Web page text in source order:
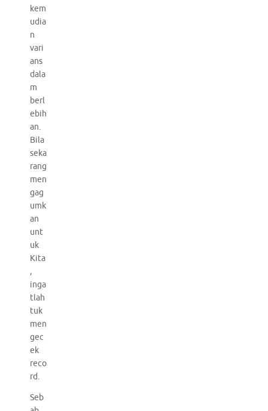
kem
udia
n
vari
ans
dala
m
berl
ebih
an.
Bila
seka
rang
men
gag
umk
an
unt
uk
Kita
,
inga
tlah
tuk
men
gec
ek
reco
rd.
Seb